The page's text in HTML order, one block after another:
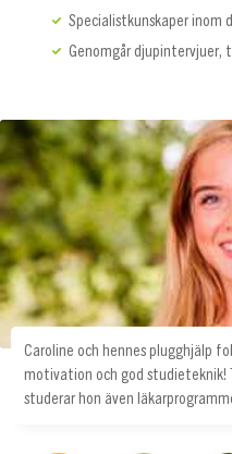
Specialistkunskaper inom
Genomgår djupintervjuer,
Caroline och hennes plugghjälp
motivation och god studieteknik!
studerar hon även